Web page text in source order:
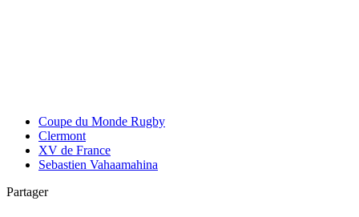
Coupe du Monde Rugby
Clermont
XV de France
Sebastien Vahaamahina
Partager